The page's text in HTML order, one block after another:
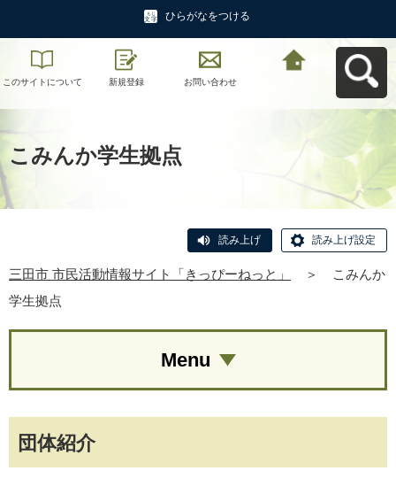
ひらがなをつける
このサイトについて 新規登録 お問い合わせ
こみんか学生拠点
読み上げ 読み上げ設定
三田市 市民活動情報サイト「きっぴーねっと」 ＞
こみんか
学生拠点
団体紹介
Menu